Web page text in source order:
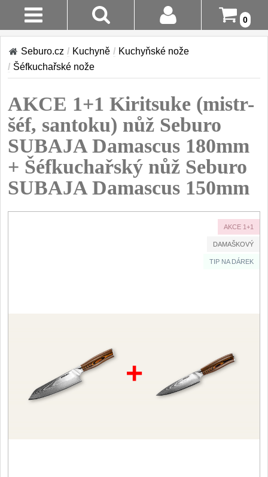
0
Stav
Objednávky
Platba
Vrácení Do
14 Dnů
Reklamace
KUCHYNĚ
Sady kuchyňských nožů9
Šéfkuchařské nože30
Univerzální nože50
Nože na ovoce a zeleninu43
Santoku nože46
Nože NAKIRI
Doplňky k nožům
Vodní filtry a konvice
Seburo.cz / Kuchyně / Kuchyňské nože
/ Šéfkuchařské nože
AKCE 1+1 Kiritsuke (mistr-
šéf, santoku) nůž Seburo
SUBAJA Damascus 180mm
+ Šéfkuchařský nůž Seburo
SUBAJA Damascus 150mm
AKCE 1+1
DAMAŠKOVÝ
TIP NA DÁREK
+